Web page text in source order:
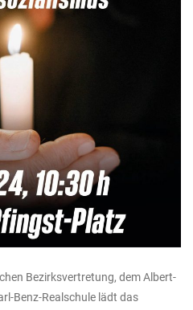
Bezirksvertretung, dem Albert-
Benz-Realschule lädt das